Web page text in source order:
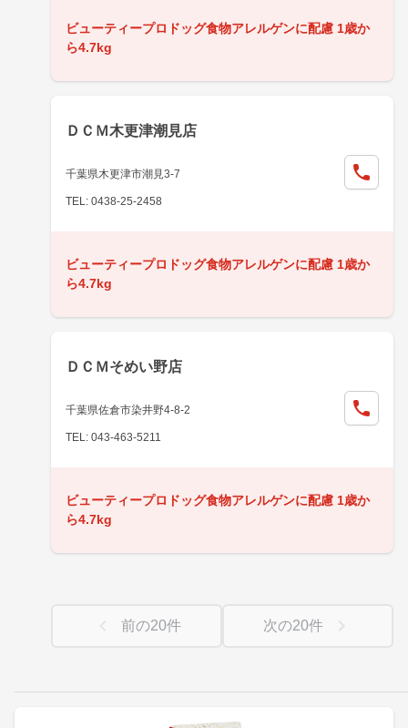
ビューティープロドッグ食物アレルゲンに配慮 1歳か
ら4.7kg
ＤＣＭ木更津潮見店
千葉県木更津市潮見3-7
TEL: 0438-25-2458
ビューティープロドッグ食物アレルゲンに配慮 1歳か
ら4.7kg
ＤＣＭそめい野店
千葉県佐倉市染井野4-8-2
TEL: 043-463-5211
ビューティープロドッグ食物アレルゲンに配慮 1歳か
ら4.7kg
前の20件 次の20件